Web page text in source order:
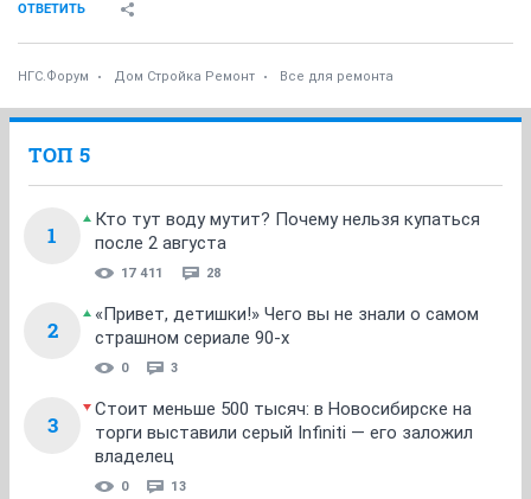
ОТВЕТИТЬ
НГС.Форум Дом Стройка Ремонт Все для ремонта
ТОП 5
1
Кто тут воду мутит? Почему нельзя купаться
после 2 августа
17 411 28
2
«Привет, детишки!» Чего вы не знали о самом
страшном сериале 90-х
0 3
3
Стоит меньше 500 тысяч: в Новосибирске на
торги выставили серый Infiniti — его заложил
владелец
0 13